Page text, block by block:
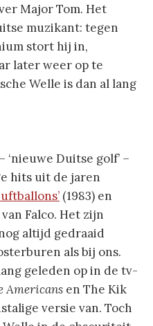
Major Tom. Het
muzikant: tegen
stort hij in,
later weer op te
Welle is dan al lang
Duitse golf’ –
hits uit de jaren
(1983) en
van Falco. Het zijn
altijd gedraaid
als bij ons.
geleden op in de tv-
Americans en The Kik
versie van. Toch